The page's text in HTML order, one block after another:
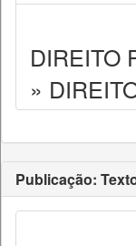
DIREITO
»
Publicação: